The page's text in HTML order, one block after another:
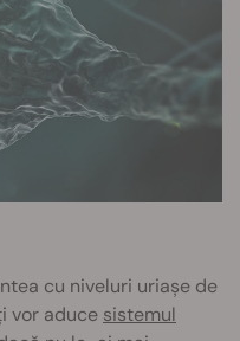
cu niveluri uriașe de
vor aduce sistemul